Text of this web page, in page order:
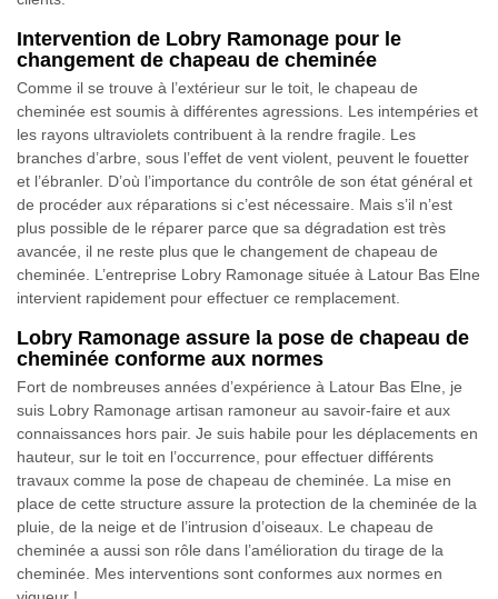
Intervention de Lobry Ramonage pour le
changement de chapeau de cheminée
Comme il se trouve à l’extérieur sur le toit, le chapeau de
cheminée est soumis à différentes agressions. Les intempéries et
les rayons ultraviolets contribuent à la rendre fragile. Les
branches d’arbre, sous l’effet de vent violent, peuvent le fouetter
et l’ébranler. D’où l’importance du contrôle de son état général et
de procéder aux réparations si c’est nécessaire. Mais s’il n’est
plus possible de le réparer parce que sa dégradation est très
avancée, il ne reste plus que le changement de chapeau de
cheminée. L’entreprise Lobry Ramonage située à Latour Bas Elne
intervient rapidement pour effectuer ce remplacement.
Lobry Ramonage assure la pose de chapeau de
cheminée conforme aux normes
Fort de nombreuses années d’expérience à Latour Bas Elne, je
suis Lobry Ramonage artisan ramoneur au savoir-faire et aux
connaissances hors pair. Je suis habile pour les déplacements en
hauteur, sur le toit en l’occurrence, pour effectuer différents
travaux comme la pose de chapeau de cheminée. La mise en
place de cette structure assure la protection de la cheminée de la
pluie, de la neige et de l’intrusion d’oiseaux. Le chapeau de
cheminée a aussi son rôle dans l’amélioration du tirage de la
cheminée. Mes interventions sont conformes aux normes en